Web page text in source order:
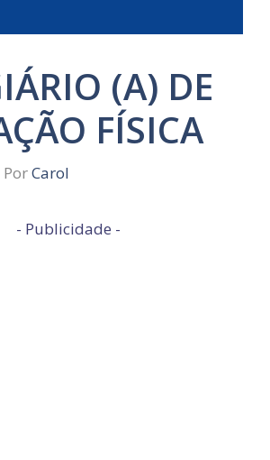
(A) DE
FÍSICA
PorCarol
- Publicidade -